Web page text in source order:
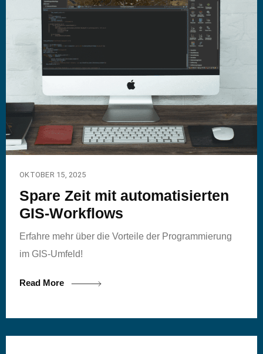
OKTOBER 15, 2025
Spare Zeit mit automatisierten
GIS-Workflows
Erfahre mehr über die Vorteile der Programmierung
im GIS-Umfeld!
Read More